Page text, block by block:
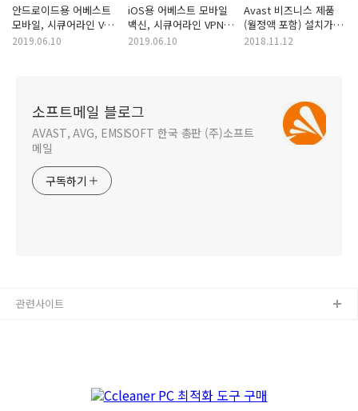
안드로이드용 어베스트
모바일, 시큐어라인 VPN
라이선스 등록
2019.06.10
iOS용 어베스트 모바일
백신, 시큐어라인 VPN
라이선스 등록
2019.06.10
Avast 비즈니스 제품
(월정액 포함) 설치가
되지 않는 경우 -
2018.11.12
소프트메일 블로그
AVAST, AVG, EMSISOFT 한국 총판 (주)소프트
메일
구독하기
관련사이트